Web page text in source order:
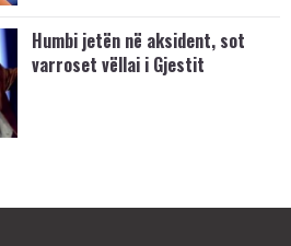
Humbi jetën në aksident, sot
varroset vëllai i Gjestit